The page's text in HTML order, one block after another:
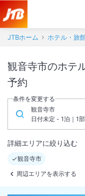
JTBホーム ホテル・旅
観音寺市のホテル
予約
条件を変更する
観音寺市
日付未定 - 1泊｜1
詳細エリアに絞り込む
観音寺市
周辺エリアを表示する